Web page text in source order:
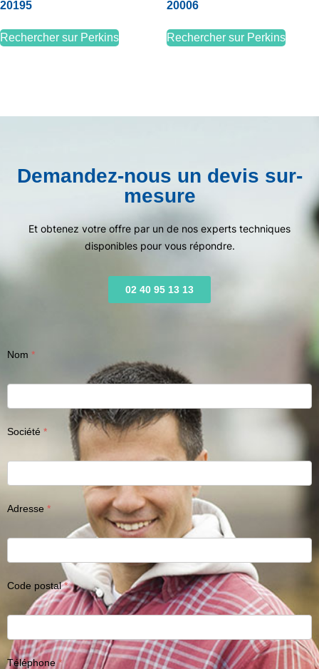
20195
Rechercher sur Perkins
20006
Rechercher sur Perkins
Demandez-nous un devis sur-
mesure
Et obtenez votre offre par un de nos experts techniques
disponibles pour vous répondre.
02 40 95 13 13
Nom
Société
Adresse
Code postal
Téléphone